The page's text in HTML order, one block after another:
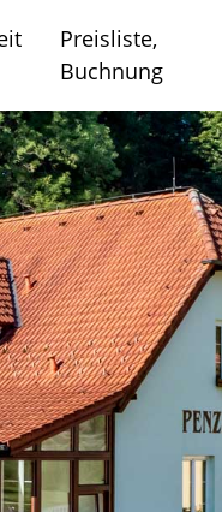
Preisliste,
Buchnung